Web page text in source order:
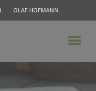
OLAF HOFMANN